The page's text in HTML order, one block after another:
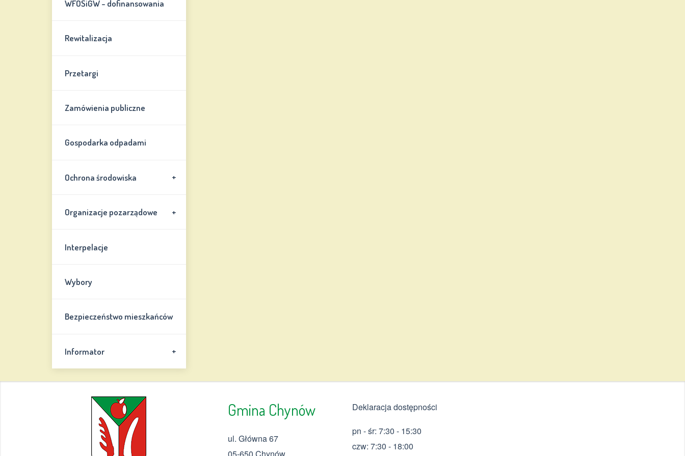
WFOŚiGW - dofinansowania
Rewitalizacja
Przetargi
Zamówienia publiczne
Gospodarka odpadami
+
Ochrona środowiska
+
Organizacje pozarządowe
Interpelacje
Wybory
Bezpieczeństwo mieszkańców
+
Informator
Gmina Chynów Deklaracja dostępności
ul. Główna 67
05-650 Chynów
pn - śr: 7:30 - 15:30
czw: 7:30 - 18:00